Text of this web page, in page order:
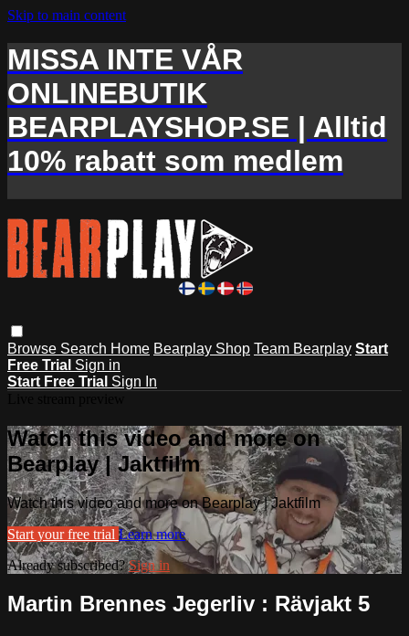
Skip to main content
MISSA INTE VÅR
ONLINEBUTIK
BEARPLAYSHOP.SE | Alltid
10% rabatt som medlem
Browse Search Home Bearplay Shop Team Bearplay Start
Free Trial Sign in
Start Free Trial Sign In
Watch this video and more on
Bearplay | Jaktfilm
Watch this video and more on Bearplay | Jaktfilm
Start your free trial Learn more
Already subscribed?Sign in
Martin Brennes Jegerliv : Rävjakt 5